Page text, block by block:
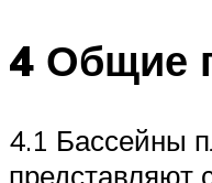
4 Общие
4.1 Бассейны
представляют